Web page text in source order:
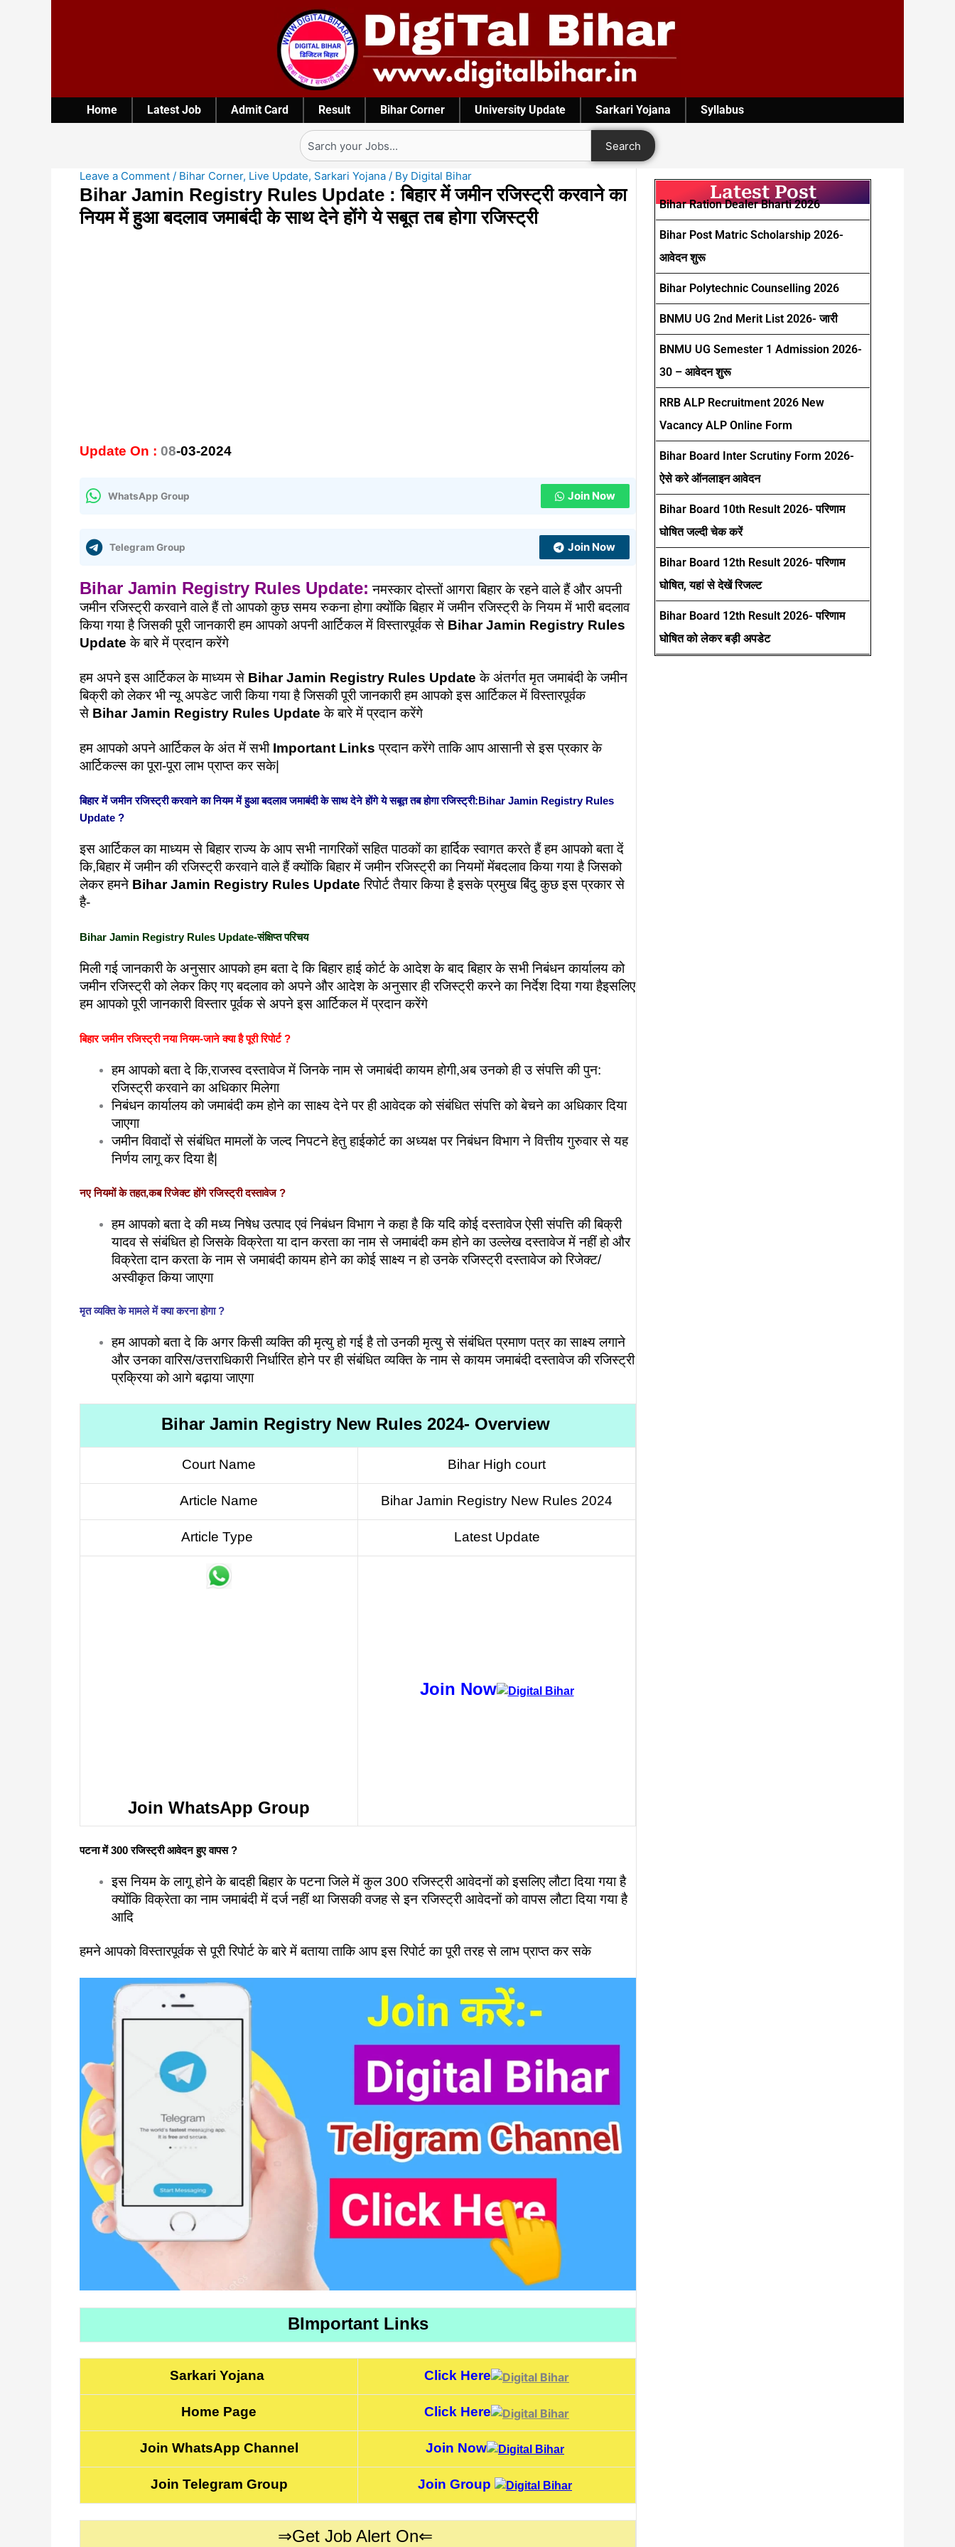
Home Latest Job Admit Card Result Bihar Corner University Update Sarkari Yojana Syllabus
Search
Search
Leave a Comment / Bihar Corner, Live Update, Sarkari Yojana / By Digital Bihar
Bihar Jamin Registry Rules Update : बिहार में जमीन रजिस्ट्री करवाने का
नियम में हुआ बदलाव जमाबंदी के साथ देने होंगे ये सबूत तब होगा रजिस्ट्री
Update On : 08-03-2024
WhatsApp Group Join Now
Telegram Group Join Now
Bihar Jamin Registry Rules Update: नमस्कार दोस्तोंआगरा बिहार के रहने वाले हैं और अपनी
जमीन रजिस्ट्री करवाने वाले हैं तो आपको कुछ समय रुकना होगा क्योंकि बिहार में जमीन रजिस्ट्री के नियम में भारी बदलाव
किया गया है जिसकी पूरी जानकारी हम आपको अपनी आर्टिकल में विस्तारपूर्वक से Bihar Jamin Registry Rules
Updateके बारे में प्रदान करेंगे
हम अपने इस आर्टिकल के माध्यम से Bihar Jamin Registry Rules Updateके अंतर्गत मृत जमाबंदी के जमीन
बिक्री को लेकर भी न्यू अपडेट जारी किया गया है जिसकी पूरी जानकारी हम आपको इस आर्टिकल में विस्तारपूर्वक
से Bihar Jamin Registry Rules Updateके बारे में प्रदान करेंगे
हम आपको अपने आर्टिकल के अंत में सभी Important Linksप्रदान करेंगे ताकि आप आसानी से इस प्रकार के
आर्टिकल्स का पूरा-पूरा लाभ प्राप्त कर सके|
बिहार में जमीन रजिस्ट्री करवाने का नियम में हुआ बदलाव जमाबंदी के साथ देने होंगे ये सबूत तब होगा रजिस्ट्री:Bihar Jamin Registry Rules
Update ?
इस आर्टिकल का माध्यम से बिहार राज्य के आप सभी नागरिकों सहित पाठकों का हार्दिक स्वागत करते हैं हम आपको बता दें
कि,बिहार में जमीन की रजिस्ट्री करवाने वाले हैं क्योंकि बिहार में जमीन रजिस्ट्री का नियमों मेंबदलाव किया गया है जिसको
लेकर हमने Bihar Jamin Registry Rules Updateरिपोर्ट तैयार किया है इसके प्रमुख बिंदु कुछ इस प्रकार से
है-
Bihar Jamin Registry Rules Update-संक्षिप्त परिचय
मिली गई जानकारी के अनुसार आपको हम बता दे कि बिहार हाई कोर्ट के आदेश के बाद बिहार के सभी निबंधन कार्यालय को
जमीन रजिस्ट्री को लेकर किए गए बदलाव को अपने और आदेश के अनुसार ही रजिस्ट्री करने का निर्देश दिया गया हैइसलिए
हम आपको पूरी जानकारी विस्तार पूर्वक से अपने इस आर्टिकल में प्रदान करेंगे
बिहार जमीन रजिस्ट्री नया नियम-जाने क्या है पूरी रिपोर्ट ?
हम आपको बता दे कि,राजस्व दस्तावेज में जिनके नाम से जमाबंदी कायम होगी,अब उनको ही उ संपत्ति की पुन:
रजिस्ट्री करवाने का अधिकार मिलेगा
निबंधन कार्यालय को जमाबंदी कम होने का साक्ष्य देने पर ही आवेदक को संबंधित संपत्ति को बेचने का अधिकार दिया
जाएगा
जमीन विवादों से संबंधित मामलों के जल्द निपटने हेतु हाईकोर्ट का अध्यक्ष पर निबंधन विभाग ने वित्तीय गुरुवार से यह
निर्णय लागू कर दिया है|
नए नियमों के तहत,कब रिजेक्ट होंगे रजिस्ट्री दस्तावेज ?
हम आपको बता दे की मध्य निषेध उत्पाद एवं निबंधन विभाग ने कहा है कि यदि कोई दस्तावेज ऐसी संपत्ति की बिक्री
यादव से संबंधित हो जिसके विक्रेता या दान करता का नाम से जमाबंदी कम होने का उल्लेख दस्तावेज में नहीं हो और
विक्रेता दान करता के नाम से जमाबंदी कायम होने का कोई साक्ष्य न हो उनके रजिस्ट्री दस्तावेज को रिजेक्ट/
अस्वीकृत किया जाएगा
मृत व्यक्ति के मामले में क्या करना होगा ?
हम आपको बता दे कि अगर किसी व्यक्ति की मृत्यु हो गई है तो उनकी मृत्यु से संबंधित प्रमाण पत्र का साक्ष्य लगाने
और उनका वारिस/उत्तराधिकारी निर्धारित होने पर ही संबंधित व्यक्ति के नाम से कायम जमाबंदी दस्तावेज की रजिस्ट्री
प्रक्रिया को आगे बढ़ाया जाएगा
Bihar Jamin Registry New Rules 2024- Overview
Court Name Bihar High court
Article Name Bihar Jamin Registry New Rules 2024
Article Type Latest Update
Join WhatsApp Group
Join Now
पटना में 300 रजिस्ट्री आवेदन हुए वापस ?
इस नियम के लागू होने के बादही बिहार के पटना जिले में कुल 300 रजिस्ट्री आवेदनों को इसलिए लौटा दिया गया है
क्योंकि विक्रेता का नाम जमाबंदी में दर्ज नहीं था जिसकी वजह से इन रजिस्ट्री आवेदनों को वापस लौटा दिया गया है
आदि
हमने आपको विस्तारपूर्वक से पूरी रिपोर्ट के बारे में बताया ताकि आप इस रिपोर्ट का पूरी तरह से लाभ प्राप्त कर सके
BImportant Links
Sarkari Yojana Click Here
Home Page Click Here
Join WhatsApp Channel Join Now
Join Telegram Group Join Group
⇒Get Job Alert On⇐
Latest Post
Bihar Ration Dealer Bharti 2026
Bihar Post Matric Scholarship 2026-
आवेदन शुरू
Bihar Polytechnic Counselling 2026
BNMU UG 2nd Merit List 2026- जारी
BNMU UG Semester 1 Admission 2026-
30 – आवेदन शुरू
RRB ALP Recruitment 2026 New
Vacancy ALP Online Form
Bihar Board Inter Scrutiny Form 2026-
ऐसे करे ऑनलाइन आवेदन
Bihar Board 10th Result 2026- परिणाम
घोषित जल्दी चेक करें
Bihar Board 12th Result 2026- परिणाम
घोषित, यहां से देखें रिजल्ट
Bihar Board 12th Result 2026- परिणाम
घोषित को लेकर बड़ी अपडेट